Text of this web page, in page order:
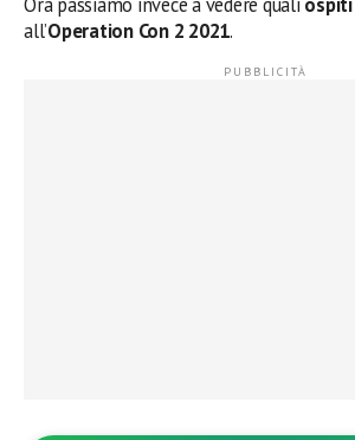
all’Operation Con 2 2021.